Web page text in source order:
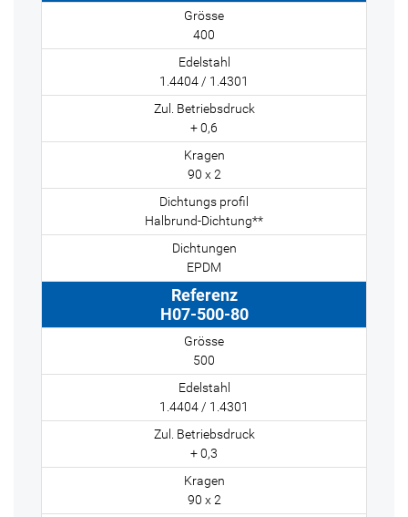
400
1.4404 / 1.4301
+ 0,6
90 x 2
Halbrund-Dichtung**
EPDM
H07-500-80
500
1.4404 / 1.4301
+ 0,3
90 x 2